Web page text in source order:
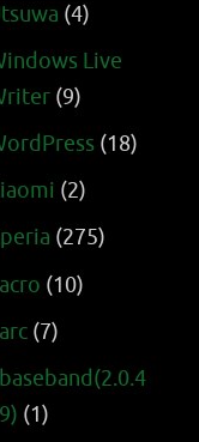
(4)
Live
(9)
(18)
(2)
(275)
acro (10)
arc (7)
baseband(2.0.4
9) (1)